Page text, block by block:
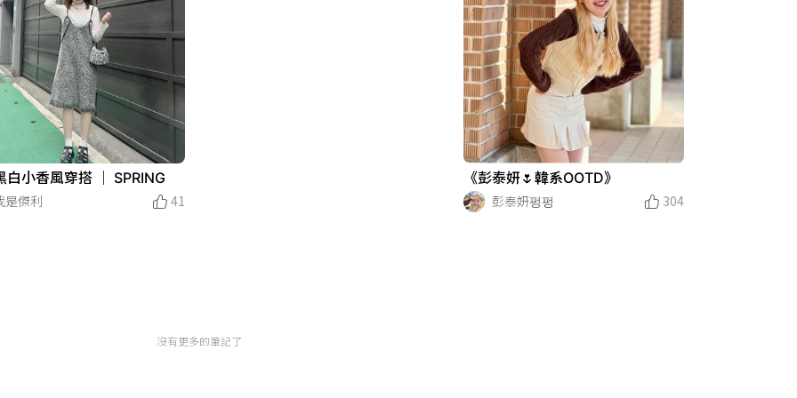
白小香風穿搭 ｜ SPRING
是傑利
41
《彭泰妍🌷韓系OOTD》
彭泰妍펑펑
304
沒有更多的筆記了